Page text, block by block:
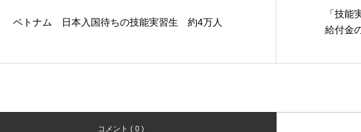
ベトナム 日本入国待ちの技能実習生 約4万人
「技
給付金
コメント ( 0 )